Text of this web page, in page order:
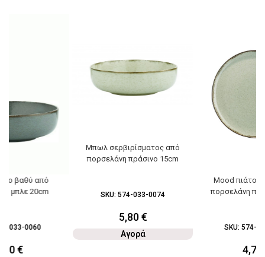
βαθύ από
μπλε 20cm
033-0060
€
Μπωλ σερβιρίσματος από
πορσελάνη πράσινο 15cm
SKU: 574-033-0074
5,80€
Αγορά
Mood πιάτο
πορσελάνη
SKU: 574-
4,70